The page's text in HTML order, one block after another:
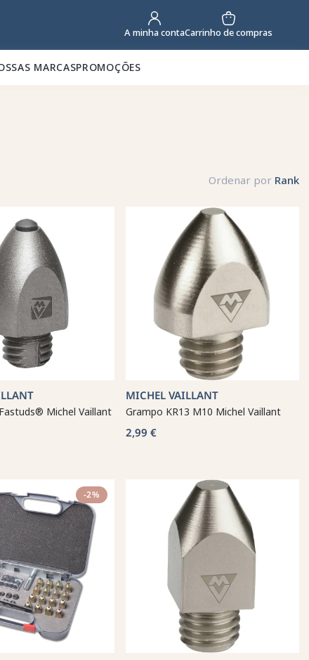
A minha contaCarrinho de compras
MARCASPROMOÇÕES
Ordenar por Rank
Michel Vaillant
MICHEL VAILLANT
Grampo KR13 M10 Michel Vaillant
2,99 €
-2%